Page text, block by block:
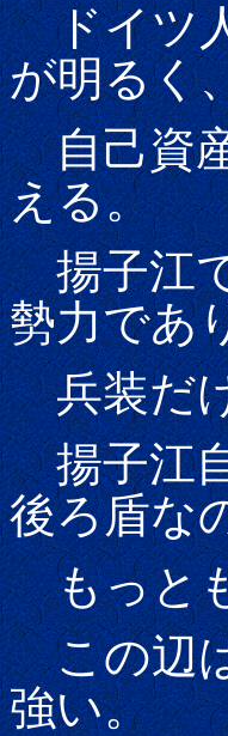
ドイツ人
が明るく
自己資産
える。
揚子江で
勢力であ
兵装だけ
揚子江自
後ろ盾な
もっと
この辺は
強い。